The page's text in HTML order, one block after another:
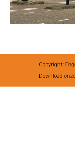
Copyright:
Download